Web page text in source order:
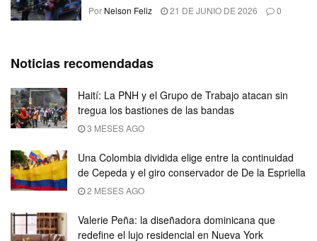
Por Nelson Feliz 21 DE JUNIO DE 2026 0
Noticias recomendadas
Haití: La PNH y el Grupo de Trabajo atacan sin
tregua los bastiones de las bandas
3 MESES AGO
Una Colombia dividida elige entre la continuidad
de Cepeda y el giro conservador de De la Espriella
2 MESES AGO
Valerie Peña: la diseñadora dominicana que
redefine el lujo residencial en Nueva York